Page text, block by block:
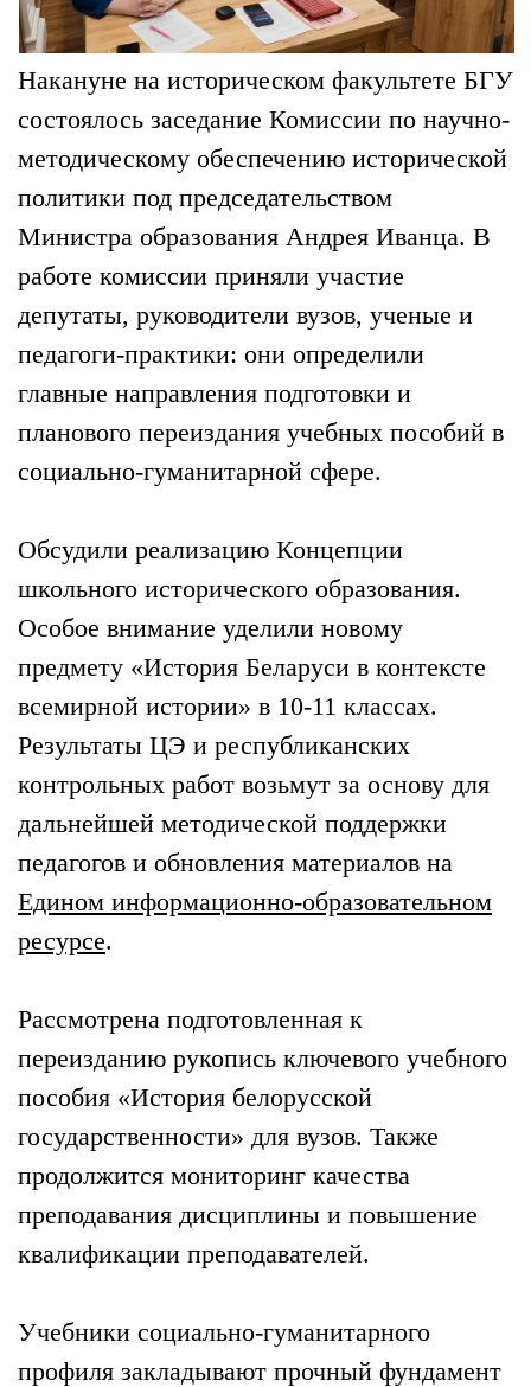
Накануне на историческом факультете БГУ
состоялось заседание Комиссии по научно-
методическому обеспечению исторической
политики под председательством
Министра образования Андрея Иванца. В
работе комиссии приняли участие
депутаты, руководители вузов, ученые и
педагоги-практики: они определили
главные направления подготовки и
планового переиздания учебных пособий в
социально-гуманитарной сфере.
Обсудили реализацию Концепции
школьного исторического образования.
Особое внимание уделили новому
предмету «История Беларуси в контексте
всемирной истории» в 10-11 классах.
Результаты ЦЭ и республиканских
контрольных работ возьмут за основу для
дальнейшей методической поддержки
педагогов и обновления материалов на
Едином информационно-образовательном
ресурсе.
Рассмотрена подготовленная к
переизданию рукопись ключевого учебного
пособия «История белорусской
государственности» для вузов. Также
продолжится мониторинг качества
преподавания дисциплины и повышение
квалификации преподавателей.
Учебники социально-гуманитарного
профиля закладывают прочный фундамент